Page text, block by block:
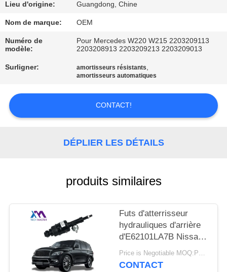
DE
L'USINE
DE
QUALITÉ
NOUS
CONTACTER
DEMANDER
UN DEVIS
PLAN
Lieu d'origine: Guangdong, Chine
Nom de marque: OEM
Numéro de
modèle:
Pour Mercedes W220 W215 2203209113
2203208913 2203209213 2203209013
Surligner: amortisseurs résistants,
amortisseurs automatiques
CONTACT!
DÉPLIER LES DÉTAILS
produits similaires
Futs d'atterrisseur
hydrauliques d'arrière
d'E62101LA7B Nissan
Patrol Infiniti QX56
QX80
Price is Negotiable MOQ:PCs 1
CONTACT